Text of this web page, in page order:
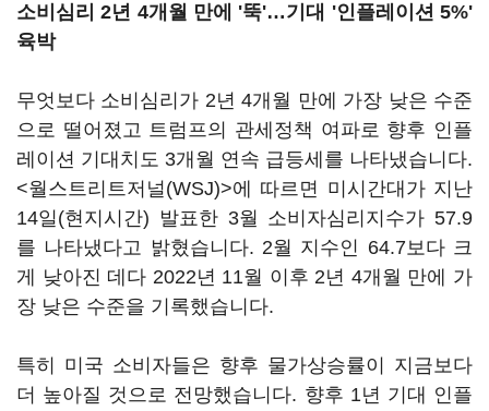
소비심리 2년 4개월 만에 '뚝'…기대 '인플레이션 5%'
육박
무엇보다 소비심리가 2년 4개월 만에 가장 낮은 수준
으로 떨어졌고 트럼프의 관세정책 여파로 향후 인플
레이션 기대치도 3개월 연속 급등세를 나타냈습니다.
<월스트리트저널(WSJ)>에 따르면 미시간대가 지난
14일(현지시간) 발표한 3월 소비자심리지수가 57.9
를 나타냈다고 밝혔습니다. 2월 지수인 64.7보다 크
게 낮아진 데다 2022년 11월 이후 2년 4개월 만에 가
장 낮은 수준을 기록했습니다.
특히 미국 소비자들은 향후 물가상승률이 지금보다
더 높아질 것으로 전망했습니다. 향후 1년 기대 인플